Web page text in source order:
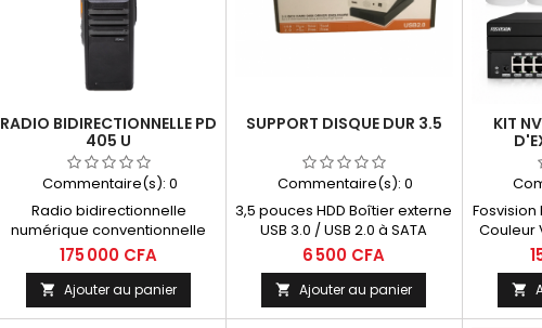
RADIO BIDIRECTIONNELLE PD
405 U
Commentaire(s): 0
Radio bidirectionnelle
numérique conventionnelle
175 000 CFA
 Ajouter au panier
SUPPORT DISQUE DUR 3.5
Commentaire(s): 0
3,5 pouces HDD Boîtier externe
USB 3.0 / USB 2.0 à SATA
Disque de boîtier de disque
dur externe 3.5 pour 3,5 SATA
HDD Boîte de stockage
externe avec boîtier en
6 500 CFA
 Ajouter au panier
KIT
Fosvision
Couleur
